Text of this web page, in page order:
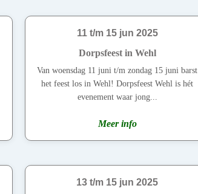
11 t/m 15 jun 2025
Dorpsfeest in Wehl
Van woensdag 11 juni t/m zondag 15 juni barst
het feest los in Wehl! Dorpsfeest Wehl is hét
evenement waar jong...
Meer info
13 t/m 15 jun 2025